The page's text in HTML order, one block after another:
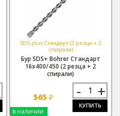
SDS-plus Стандарт (2 резца + 2
спирали)
Бур SDS+ Bohrer Стандарт
16х400/450 (2 резца + 2
спирали)
565 ₽ - +
КУПИТЬ
в наличии